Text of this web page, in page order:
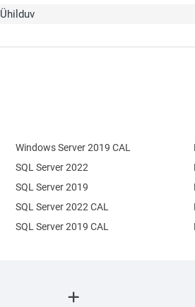
Ühilduv
SQL Server 2022
SQL Server 2019
Windows Server 2019 CAL
SQL Server 2022 CAL
SQL Server 2019 CAL